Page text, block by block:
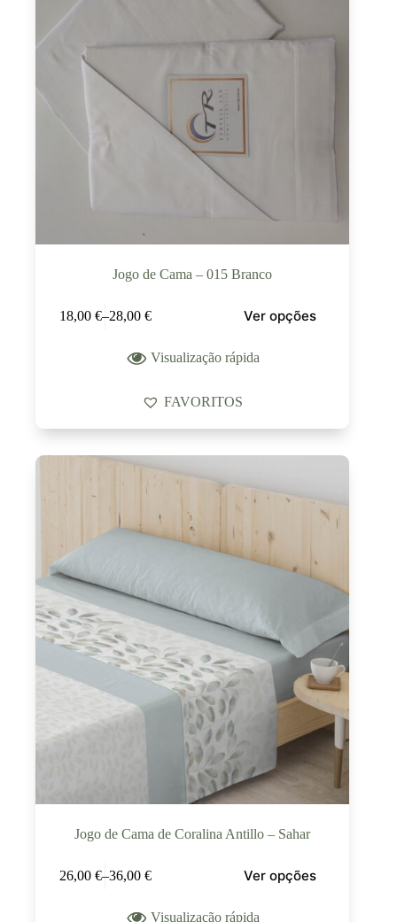
Jogo de Cama – 015 Branco
18,00 €–28,00 € Ver opções
Visualização rápida
FAVORITOS
Jogo de Cama de Coralina Antillo – Sahar
26,00 €–36,00 € Ver opções
Visualização rápida